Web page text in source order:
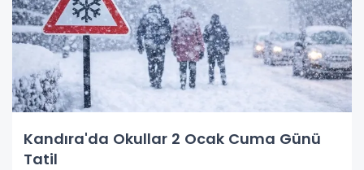
Kandıra'da Okullar 2 Ocak Cuma Günü
Tatil